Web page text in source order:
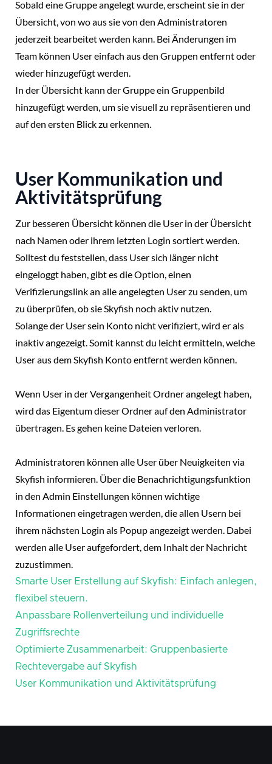
Sobald eine Gruppe angelegt wurde, erscheint sie in der
Übersicht, von wo aus sie von den Administratoren
jederzeit bearbeitet werden kann. Bei Änderungen im
Team können User einfach aus den Gruppen entfernt oder
wieder hinzugefügt werden.
In der Übersicht kann der Gruppe ein Gruppenbild
hinzugefügt werden, um sie visuell zu repräsentieren und
auf den ersten Blick zu erkennen.
User Kommunikation und
Aktivitätsprüfung
Zur besseren Übersicht können die User in der Übersicht
nach Namen oder ihrem letzten Login sortiert werden.
Solltest du feststellen, dass User sich länger nicht
eingeloggt haben, gibt es die Option, einen
Verifizierungslink an alle angelegten User zu senden, um
zu überprüfen, ob sie Skyfish noch aktiv nutzen.
Solange der User sein Konto nicht verifiziert, wird er als
inaktiv angezeigt. Somit kannst du leicht ermitteln, welche
User aus dem Skyfish Konto entfernt werden können.
Wenn User in der Vergangenheit Ordner angelegt haben,
wird das Eigentum dieser Ordner auf den Administrator
übertragen. Es gehen keine Dateien verloren.
Administratoren können alle User über Neuigkeiten via
Skyfish informieren. Über die Benachrichtigungsfunktion
in den Admin Einstellungen können wichtige
Informationen eingetragen werden, die allen Usern bei
ihrem nächsten Login als Popup angezeigt werden. Dabei
werden alle User aufgefordert, dem Inhalt der Nachricht
zuzustimmen.
Smarte User Erstellung auf Skyfish: Einfach anlegen,
flexibel steuern.
Anpassbare Rollenverteilung und individuelle
Zugriffsrechte
Optimierte Zusammenarbeit: Gruppenbasierte
Rechtevergabe auf Skyfish
User Kommunikation und Aktivitätsprüfung